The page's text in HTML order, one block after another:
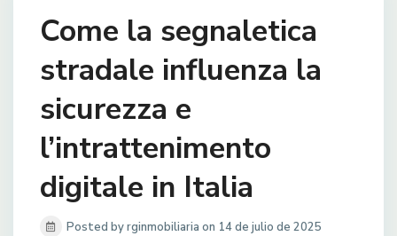
Come la segnaletica
stradale influenza la
sicurezza e
l’intrattenimento
digitale in Italia
Posted by rginmobiliaria on 14 de julio de 2025